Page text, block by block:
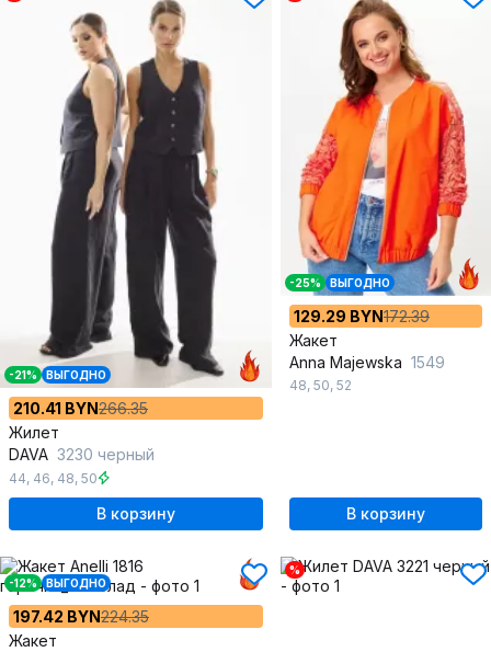
-21% ВЫГОДНО
210.41 BYN266.35
Жилет
DAVA 3230 черный
44, 46, 48, 50
В корзину
-25% ВЫГОДНО
129.29 BYN172.39
Жакет
Anna Majewska 1549
48, 50, 52
В корзину
-12% ВЫГОДНО
197.42 BYN224.35
Жакет
%